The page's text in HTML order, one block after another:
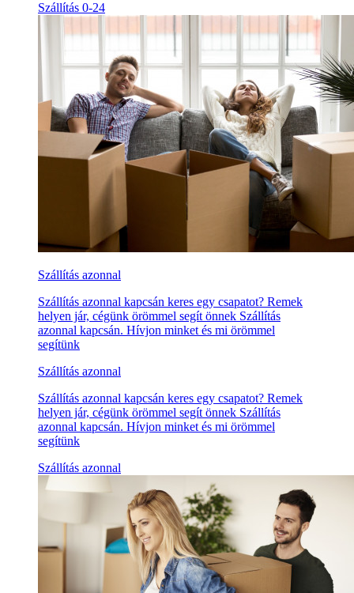
Szállítás 0-24
Szállítás azonnal
Szállítás azonnal kapcsán keres egy csapatot? Remek
helyen jár, cégünk örömmel segít önnek Szállítás
azonnal kapcsán. Hívjon minket és mi örömmel
segítünk
Szállítás azonnal
Szállítás azonnal kapcsán keres egy csapatot? Remek
helyen jár, cégünk örömmel segít önnek Szállítás
azonnal kapcsán. Hívjon minket és mi örömmel
segítünk
Szállítás azonnal